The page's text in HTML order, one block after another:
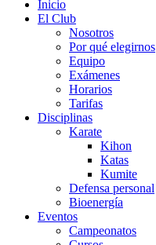
Inicio
El Club
Nosotros
Por qué elegirnos
Equipo
Exámenes
Horarios
Tarifas
Disciplinas
Karate
Kihon
Katas
Kumite
Defensa personal
Bioenergía
Eventos
Campeonatos